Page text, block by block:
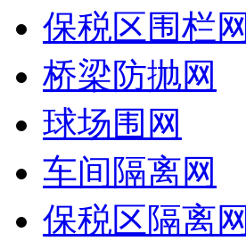
保税区围栏网
桥梁防抛网
球场围网
车间隔离网
保税区隔离网